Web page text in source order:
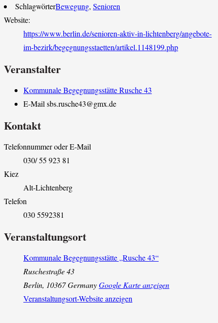
SchlagwörterBewegung, Senioren
Website:
https://www.berlin.de/senioren-aktiv-in-lichtenberg/angebote-
im-bezirk/begegnungsstaetten/artikel.1148199.php
Veranstalter
Kommunale Begegnungsstätte Rusche 43
E-Mail sbs.rusche43@gmx.de
Kontakt
Telefonnummer oder E-Mail
030/ 55 923 81
Kiez
Alt-Lichtenberg
Telefon
030 5592381
Veranstaltungsort
Kommunale Begegnungsstätte „Rusche 43“
Ruschestraße 43
Berlin, 10367GermanyGoogle Karte anzeigen
Veranstaltungsort-Website anzeigen